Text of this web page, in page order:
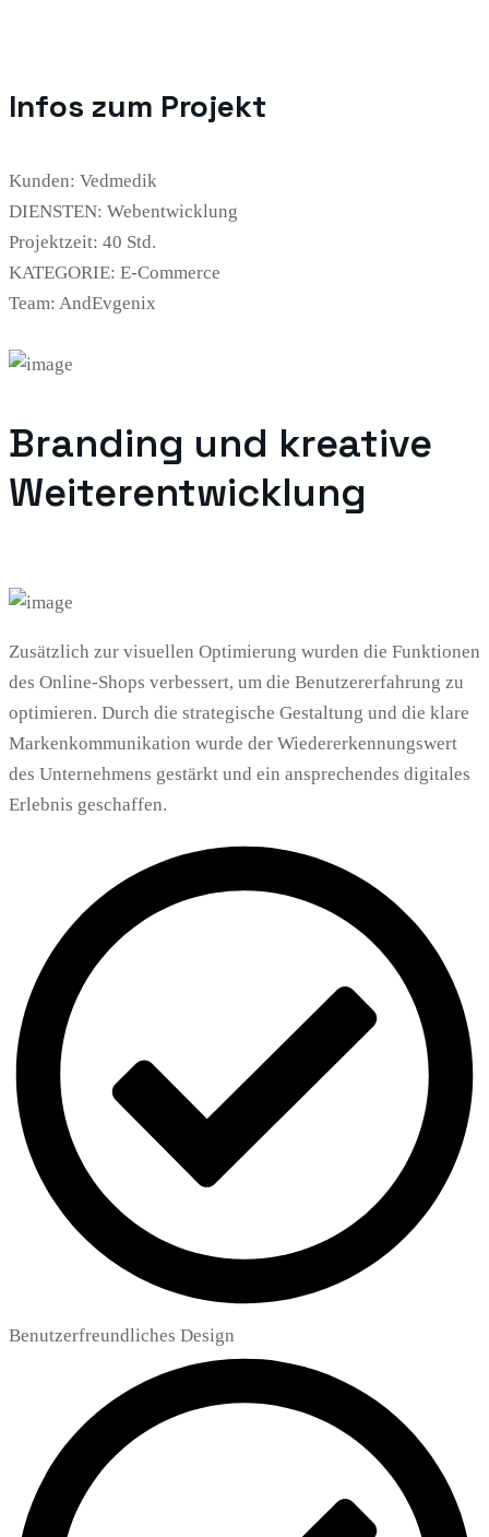
Infos zum Projekt
Kunden: Vedmedik
DIENSTEN: Webentwicklung
Projektzeit: 40 Std.
KATEGORIE: E-Commerce
Team: AndEvgenix
Branding und kreative
Weiterentwicklung
Zusätzlich zur visuellen Optimierung wurden die Funktionen
des Online-Shops verbessert, um die Benutzererfahrung zu
optimieren. Durch die strategische Gestaltung und die klare
Markenkommunikation wurde der Wiedererkennungswert
des Unternehmens gestärkt und ein ansprechendes digitales
Erlebnis geschaffen.
Benutzerfreundliches Design